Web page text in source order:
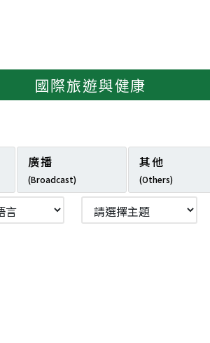
國際旅遊與健康
廣播
(Broadcast)
其他
(Others)